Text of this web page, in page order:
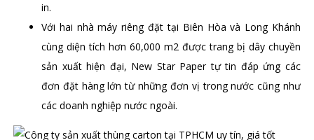
in.
Với hai nhà máy riêng đặt tại Biên Hòa và Long Khánh
cùng diện tích hơn 60,000 m2 được trang bị dây chuyền
sản xuất hiện đại, New Star Paper tự tin đáp ứng các
đơn đặt hàng lớn từ những đơn vị trong nước cũng như
các doanh nghiệp nước ngoài.